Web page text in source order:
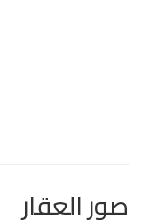
صور العقار